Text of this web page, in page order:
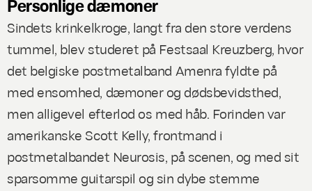
Personlige dæmoner
Sindets krinkelkroge, langt fra den store verdens
tummel, blev studeret på Festsaal Kreuzberg, hvor
det belgiske postmetalband Amenra fyldte på
med ensomhed, dæmoner og dødsbevidsthed,
men alligevel efterlod os med håb. Forinden var
amerikanske Scott Kelly, frontmand i
postmetalbandet Neurosis, på scenen, og med sit
sparsomme guitarspil og sin dybe stemme